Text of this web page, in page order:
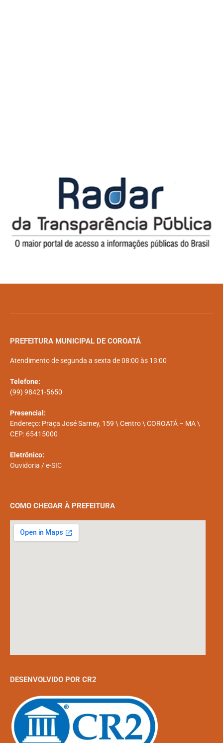
PREFEITURA MUNICIPAL DE COROATÁ
Atendimento de segunda a sexta de 08:00 às 13:00
Telefone:
(99) 98421-5650
Presencial:
Endereço: Praça José Sarney, 159 \ Centro \ COROATÁ – MA \
CEP: 65415000
Eletrônico:
Ouvidoria /e-SIC
COMO CHEGAR À PREFEITURA
DESENVOLVIDO POR CR2